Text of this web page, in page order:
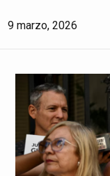
9 marzo, 2026